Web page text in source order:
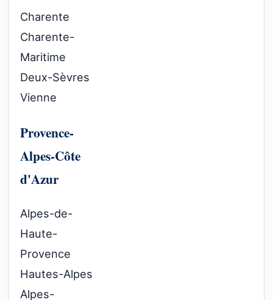
Charente
Charente-
Maritime
Deux-Sèvres
Vienne
Provence-
Alpes-Côte
d'Azur
Alpes-de-
Haute-
Provence
Hautes-Alpes
Alpes-